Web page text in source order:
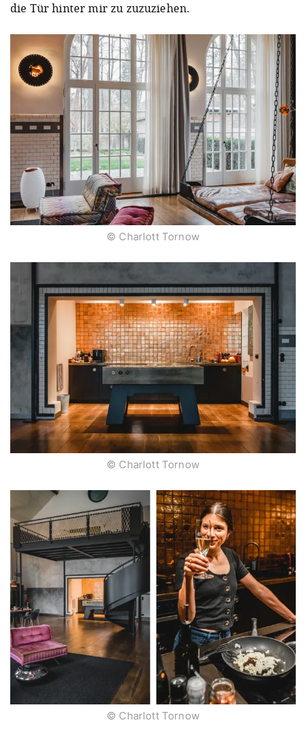
die Tür hinter mir zu zuzuziehen.
© Charlott Tornow
© Charlott Tornow
© Charlott Tornow